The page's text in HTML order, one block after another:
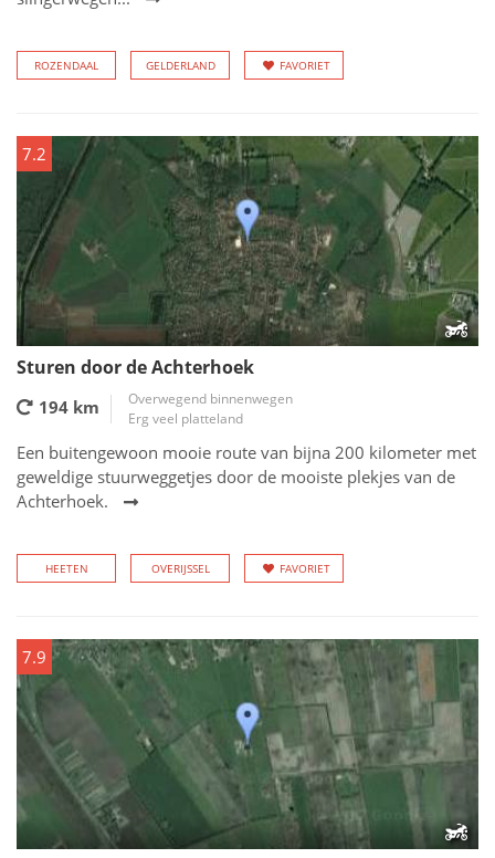
ROZENDAAL GELDERLAND FAVORIET
7.2
Sturen door de Achterhoek
194 km
Overwegend binnenwegen
Erg veel platteland
Een buitengewoon mooie route van bijna 200 kilometer met
geweldige stuurweggetjes door de mooiste plekjes van de
Achterhoek.
HEETEN OVERIJSSEL FAVORIET
7.9